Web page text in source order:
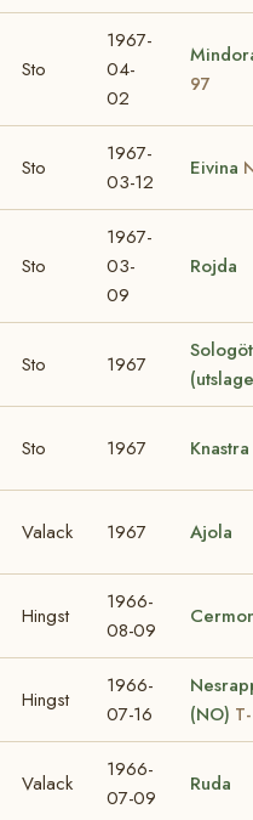
Sto
1967-
04-
02
97
Sto
1967-
03-12
Eivina
Sto
1967-
03-
09
Rojda
Sto 1967
Sto 1967 Knastra
Valack 1967 Ajola
Hingst
1966-
08-09
Hingst
1966-
07-16
(NO)
Valack
1966-
07-09
Ruda